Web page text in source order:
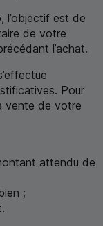
l’objectif est de
de votre
l’achat.
Pour
vente de votre
attendu de
;